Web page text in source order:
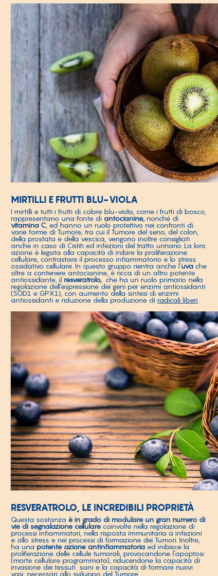
MIRTILLI E FRUTTI BLU-VIOLA
I mirtilli e tutti i frutti di colore blu-viola, come i frutti di bosco,
rappresentano una fonte di antocianine, nonché di
vitamina C, ed hanno un ruolo protettivo nei confronti di
varie forme di Tumore, tra cui il Tumore del seno, del colon,
della prostata e della vescica, vengono inoltre consigliati
anche in caso di Cistiti ed infezioni del tratto urinario. La loro
azione è legata alla capacità di inibire la proliferazione
cellulare, contrastare il processo infiammatorio e lo stress
ossidativo cellulare. In questo gruppo rientra anche l’uva che
oltre a contenere antocianine, è ricca di un altro potente
antiossidante, il resveratrolo, che ha un ruolo primario nella
regolazione dell’espressione dei geni per enzimi antiossidanti
(SOD1 e GPX1), con aumento della sintesi di enzimi
antiossidanti e riduzione della produzione di radicali liberi.
RESVERATROLO, LE INCREDIBILI PROPRIETÀ
Questa sostanza è in grado di modulare un gran numero di
vie di segnalazione cellulare coinvolte nella regolazione di
processi infiammatori, nella risposta immunitaria a infezioni
e allo stress e nei processi di formazione dei Tumori. Inoltre,
ha una potente azione antinfiammatoria ed inibisce la
proliferazione delle cellule tumorali, provocandone l’apoptosi
(morte cellulare programmata), riducendone la capacità di
invasione dei tessuti sani e la capacità di formare nuovi
vasi, necessari allo sviluppo del Tumore.